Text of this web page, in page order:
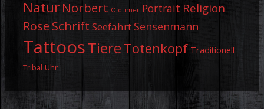
Natur Norbert Oldtimer Portrait Religion
Rose Schrift Seefahrt Sensenmann
TattoosTiere Totenkopf Traditionell
Tribal Uhr